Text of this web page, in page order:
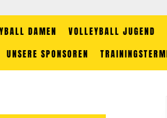
DAMEN VOLLEYBALL JUGEND
UNSERE SPONSOREN